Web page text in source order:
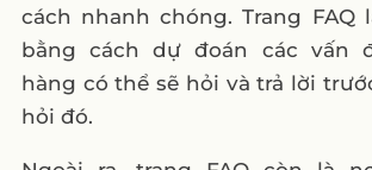
cách nhanh chóng. Trang FAQ
bằng cách dự đoán các vấn
hàng có thể sẽ hỏi và trả lời
hỏi đó.